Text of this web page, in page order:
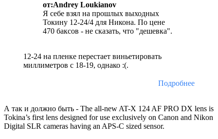
от:Andrey Loukianov
Я себе взял на прошлых выходных
Токину 12-24/4 для Никона. По цене
470 баксов - не сказать, что "дешевка".
12-24 на пленке перестает виньетировать
миллиметров с 18-19, однако :(.
Подробнее
А так и должно быть - The all-new AT-X 124 AF PRO DX lens is
Tokina’s first lens designed for use exclusively on Canon and Nikon
Digital SLR cameras having an APS-C sized sensor.